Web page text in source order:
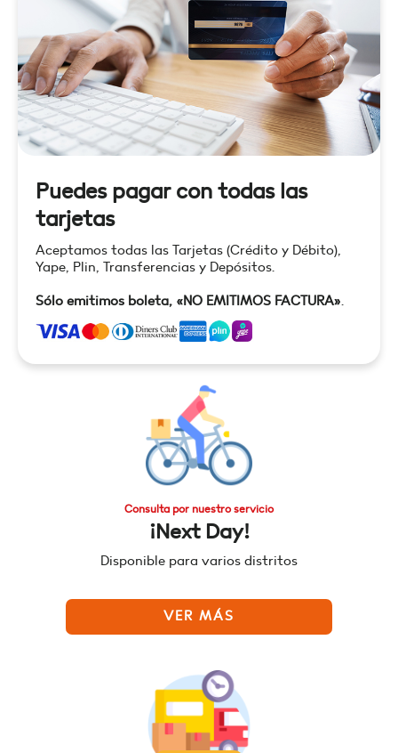
Puedes pagar con todas las
tarjetas
Aceptamos todas las Tarjetas (Crédito y Débito),
Yape, Plin, Transferencias y Depósitos.
Sólo emitimos boleta, «NO EMITIMOS FACTURA».
Consulta por nuestro servicio
¡Next Day!
Disponible para varios distritos
VER MÁS